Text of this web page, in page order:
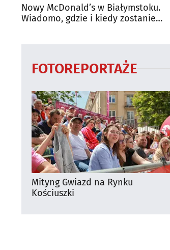
Nowy McDonald’s w Białymstoku.
Wiadomo, gdzie i kiedy zostanie
FOTOREPORTAŻE
Mityng Gwiazd na Rynku
Kościuszki